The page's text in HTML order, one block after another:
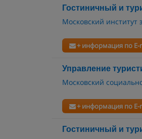
Гостиничный и
Московский
+ информация по E-
Управление
Московский
+ информация по E-
Гостиничный и